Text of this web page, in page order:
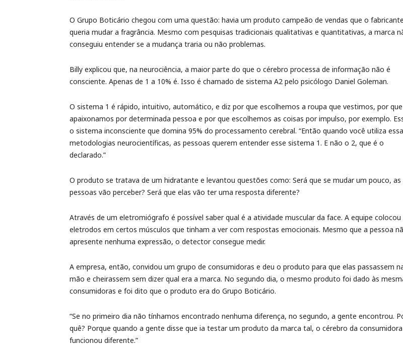
O Grupo Boticário chegou com uma questão: havia um produto campeão de vendas que o fabricante
queria mudar a fragrância. Mesmo com pesquisas tradicionais qualitativas e quantitativas, a marca
conseguiu entender se a mudança traria ou não problemas.
Billy explicou que, na neurociência, a maior parte do que o cérebro processa de informação não é
consciente. Apenas de 1 a 10% é. Isso é chamado de sistema A2 pelo psicólogo Daniel Goleman.
O sistema 1 é rápido, intuitivo, automático, e diz por que escolhemos a roupa que vestimos, por
apaixonamos por determinada pessoa e por que escolhemos as coisas por impulso, por exemplo.
o sistema inconsciente que domina 95% do processamento cerebral. “Então quando você utiliza
metodologias neurocientíficas, as pessoas querem entender esse sistema 1. E não o 2, que é o
declarado.”
O produto se tratava de um hidratante e levantou questões como: Será que se mudar um pouco, as
pessoas vão perceber? Será que elas vão ter uma resposta diferente?
Através de um eletromiógrafo é possível saber qual é a atividade muscular da face. A equipe colocou
eletrodos em certos músculos que tinham a ver com respostas emocionais. Mesmo que a pessoa
apresente nenhuma expressão, o detector consegue medir.
A empresa, então, convidou um grupo de consumidoras e deu o produto para que elas passassem
mão e cheirassem sem dizer qual era a marca. No segundo dia, o mesmo produto foi dado às
consumidoras e foi dito que o produto era do Grupo Boticário.
“Se no primeiro dia não tínhamos encontrado nenhuma diferença, no segundo, a gente encontrou.
quê? Porque quando a gente disse que ia testar um produto da marca tal, o cérebro da consumidora
funcionou diferente.”